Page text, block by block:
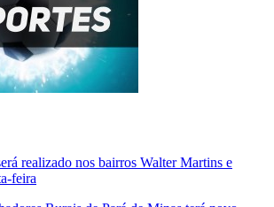
realizado nos bairros Walter Martins e
feira